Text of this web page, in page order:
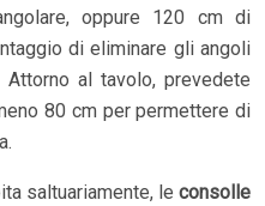
oppure 120 cm di
di eliminare gli angoli
al tavolo, prevedete
80 cm per permettere di
saltuariamente, le consolle